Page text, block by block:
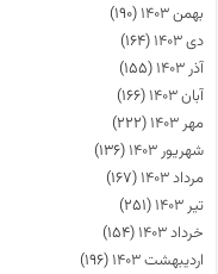
بهمن ۱۴۰۳
(۱۹۰)
دی ۱۴۰۳
(۱۶۴)
آذر ۱۴۰۳
(۱۵۵)
آبان ۱۴۰۳
(۱۶۶)
مهر ۱۴۰۳
(۲۲۲)
شهریور ۱۴۰۳
(۱۳۶)
مرداد ۱۴۰۳
(۱۶۷)
تیر ۱۴۰۳
(۲۵۱)
خرداد ۱۴۰۳
(۱۵۴)
اردیبهشت ۱۴۰۳
(۱۹۶)